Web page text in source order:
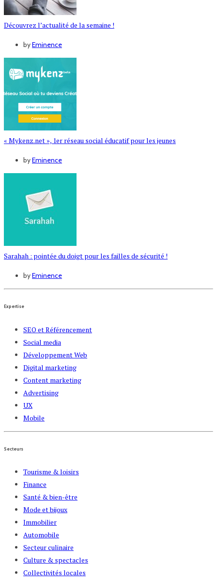
Découvrez l’actualité de la semaine !
byEminence
« Mykenz.net », 1er réseau social éducatif pour les jeunes
byEminence
Sarahah : pointée du doigt pour les failles de sécurité !
byEminence
Expertise
SEO et Référencement
Social media
Développement Web
Digital marketing
Content marketing
Advertising
UX
Mobile
Secteurs
Tourisme & loisirs
Finance
Santé & bien-être
Mode et bijoux
Immobilier
Automobile
Secteur culinaire
Culture & spectacles
Collectivités locales